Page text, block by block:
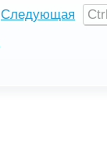
Следующая